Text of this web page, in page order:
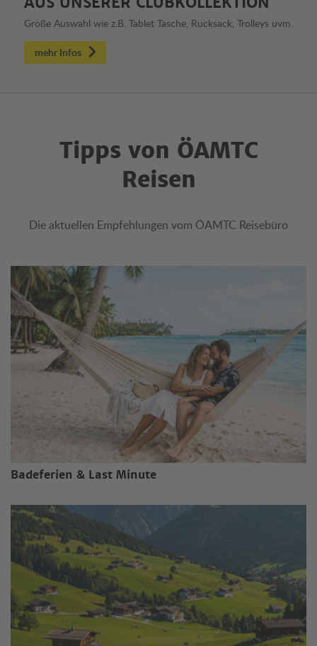
Große Auswahl wie z.B. Tablet Tasche, Rucksack, Trolleys uvm.
mehr Infos
Tipps von ÖAMTC
Reisen
Die aktuellen Empfehlungen vom ÖAMTC Reisebüro
Badeferien & Last Minute